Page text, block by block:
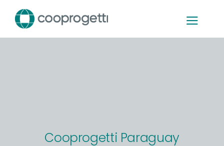
content
Cooprogetti Paraguay